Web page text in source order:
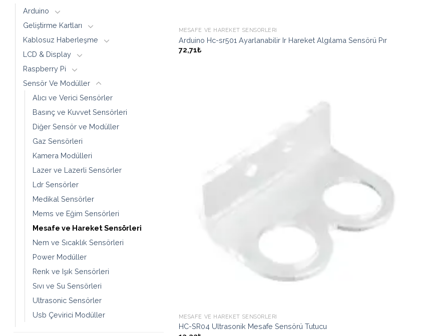
Arduino
Geliştirme Kartları
Kablosuz Haberleşme
LCD & Display
Raspberry Pi
Sensör Ve Modüller
Alıcı ve Verici Sensörler
Basınç ve Kuvvet Sensörleri
Diğer Sensör ve Modüller
Gaz Sensörleri
Kamera Modülleri
Lazer ve Lazerli Sensörler
Ldr Sensörler
Medikal Sensörler
Mems ve Eğim Sensörleri
Mesafe ve Hareket Sensörleri
Nem ve Sıcaklık Sensörleri
Power Modüller
Renk ve Işık Sensörleri
Sıvı ve Su Sensörleri
Ultrasonic Sensörler
Usb Çevirici Modüller
MESAFE VE HAREKET SENSÖRLERI
Arduino Hc-sr501 Ayarlanabilir Ir Hareket Algılama Sensörü Pır
72,71₺
MESAFE VE HAREKET SENSÖRLERI
HC-SR04 Ultrasonik Mesafe Sensörü Tutucu